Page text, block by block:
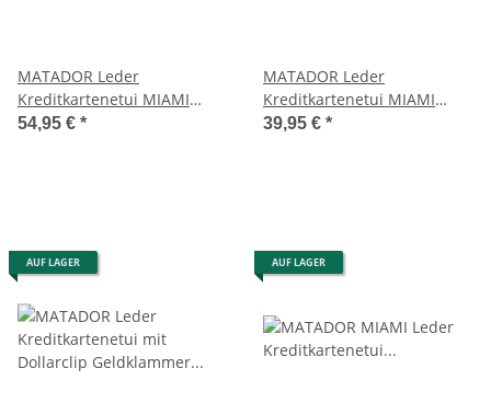
MATADOR Leder
Kreditkartenetui MIAMI
Kreditkartenhülle mit XL
54,95 € *
MATADOR Leder
Kreditkartenetui MIAMI
Kreditkartenhülle ohne
39,95 € *
AUF LAGER AUF LAGER